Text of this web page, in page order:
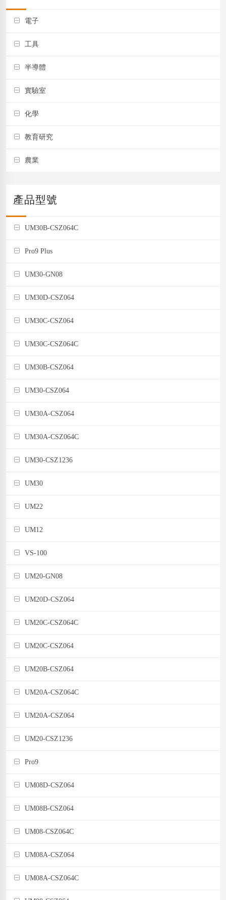
電子
工具
半導體
實驗室
化學
教育研究
農業
產品型號
UM30B-CSZ064C
Pro9 Plus
UM30-GN08
UM30D-CSZ064
UM30C-CSZ064
UM30C-CSZ064C
UM30B-CSZ064
UM30-CSZ064
UM30A-CSZ064
UM30A-CSZ064C
UM30-CSZ1236
UM30
UM22
UM12
VS-100
UM20-GN08
UM20D-CSZ064
UM20C-CSZ064C
UM20C-CSZ064
UM20B-CSZ064
UM20A-CSZ064C
UM20A-CSZ064
UM20-CSZ1236
Pro9
UM08D-CSZ064
UM08B-CSZ064
UM08-CSZ064C
UM08A-CSZ064
UM08A-CSZ064C